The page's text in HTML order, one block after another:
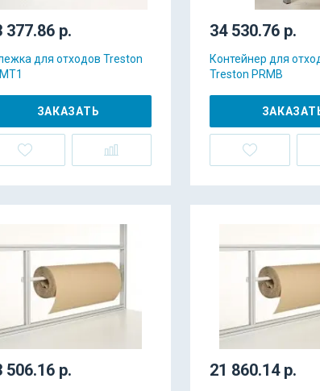
377.86 р.
для отходов Treston
ЗАКАЗАТЬ
34 530.76 р.
Контейнер для
Treston PRMB
506.16 р. 21 860.14 р.